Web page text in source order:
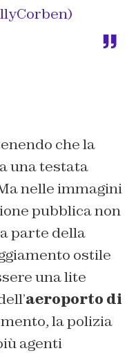
che la
una testata
nelle immagini
pubblica non
parte della
ostile
una lite
aeroporto di
la polizia
agenti